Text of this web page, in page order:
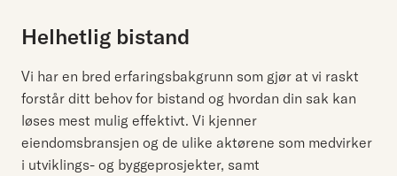
Helhetlig bistand
Vi har en bred erfaringsbakgrunn som gjør at vi raskt
forstår ditt behov for bistand og hvordan din sak kan
løses mest mulig effektivt. Vi kjenner
eiendomsbransjen og de ulike aktørene som medvirker
i utviklings- og byggeprosjekter, samt